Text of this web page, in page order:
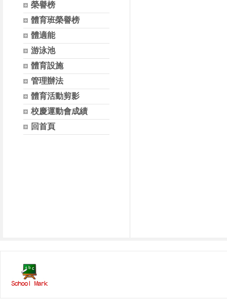
榮譽榜
體育班榮譽榜
體適能
游泳池
體育設施
管理辦法
體育活動剪影
校慶運動會成績
回首頁